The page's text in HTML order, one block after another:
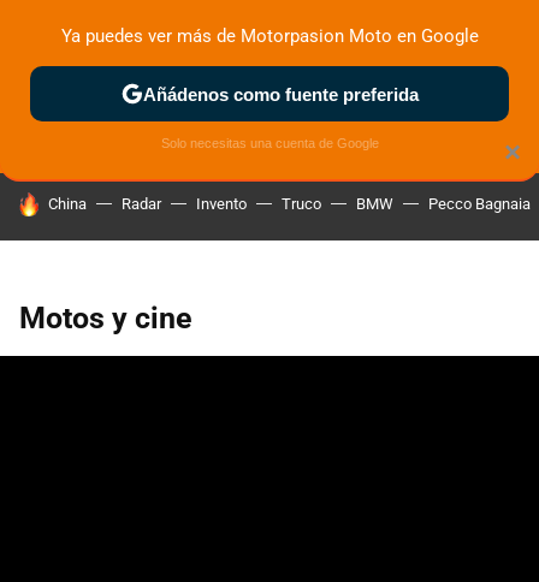
ZONA DE PRUEBAS DEPORTIVAS MOTOS ELÉCTRICAS
HOY SE HABLA DE
China Radar Invento Truco BMW Pecco Bagnaia
Motos y cine
×
Ya puedes ver más de Motorpasion Moto en Google
Añádenos como fuente preferida
Solo necesitas una cuenta de Google